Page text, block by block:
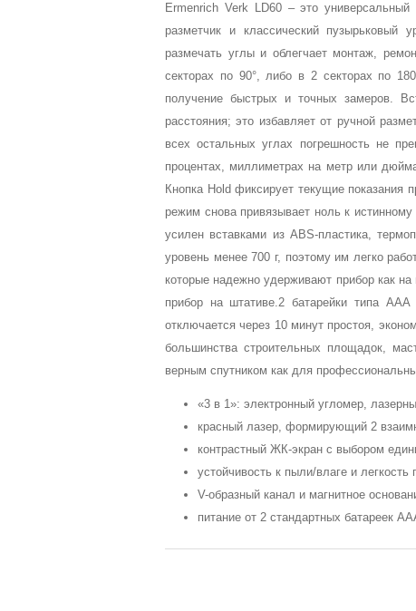
Ermenrich Verk LD60 – это
разметчик и классический пузырьковый
размечать углы и облегчает монтаж,
секторах по 90°, либо в 2 секторах по
получение быстрых и точных замеров.
расстояния; это избавляет от ручной
всех остальных углах погрешность не
процентах, миллиметрах на метр или
Кнопка Hold фиксирует текущие показания
режим снова привязывает ноль к
усилен вставками из ABS-пластика,
уровень менее 700 г, поэтому им легко
которые надежно удерживают прибор как
прибор на штативе.2 батарейки типа
отключается через 10 минут простоя,
большинства строительных площадок,
верным спутником как для
«3 в 1»: электронный угломер,
красный лазер, формирующий 2
контрастный ЖК-экран с выбором
устойчивость к пыли/влаге и
V-образный канал и магнитное
питание от 2 стандартных батареек